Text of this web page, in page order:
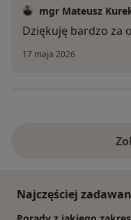
mgr Mateusz
Dziękuję bardzo za
17 maja 2026
Najczęściej